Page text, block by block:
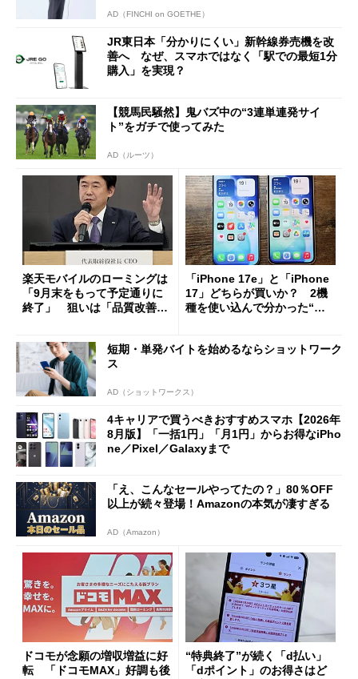
AD（FINCHI on GOETHE）
JR東日本「分かりにくい」新幹線券売機を改
善へ なぜ、スマホではなく「駅での最短1分
購入」を実現？
【競馬民騒然】鬼バズ中の“3連単連発サイ
ト”をガチで使ってみた
AD（ルーツ）
楽天モバイルのローミングは
「9月末をもって予定通りに
終了」 狙いは「品質改善」
も
「iPhone 17e」と「iPhone
17」どちらが買いか？ 2機
種を使い込んで分かった“ス
短期・単発バイトを始めるならショットワーク
ス
AD（ショットワークス）
4キャリアで買うべきおすすめスマホ【2026年
8月版】「一括1円」「月1円」からお得なiPho
ne／Pixel／Galaxyまで
「え、こんなセールやってたの？」80％OFF
以上が続々登場！Amazonの本気が凄すぎる
AD（Amazon）
ドコモが念願の増収増益に好
転 「ドコモMAX」好調も後
“特典終了”が続く「d払い」
「dポイント」のお得さはど